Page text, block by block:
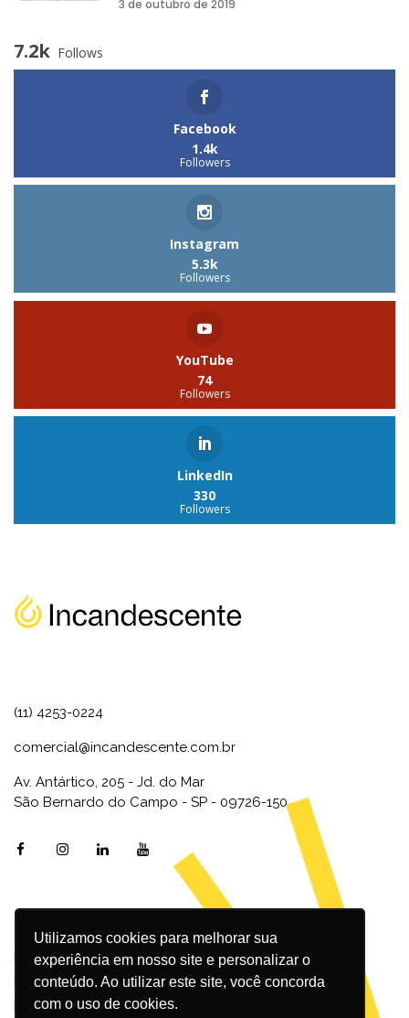
Utilizamos cookies para melhorar sua
experiência em nosso site e personalizar o
conteúdo. Ao utilizar este site, você concorda
com o uso de cookies.
3 de outubro de 2019
7.2k Follows
Facebook
1.4k
Followers
Instagram
5.3k
Followers
YouTube
74
Followers
LinkedIn
330
Followers
(11) 4253-0224
comercial@incandescente.com.br
Av. Antártico, 205 - Jd. do Mar
São Bernardo do Campo - SP - 09726-150
Marketing Digital
Inbound Marketing
Redes Sociais